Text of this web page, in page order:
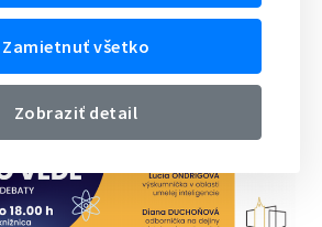
Zamietnuť všetko
Zobraziť detail